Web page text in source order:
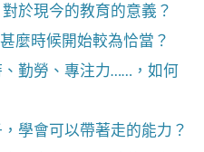
於現今的教育的意義？
麼時候開始較為恰當？
勤勞、專注力……，如何
學會可以帶著走的能力？